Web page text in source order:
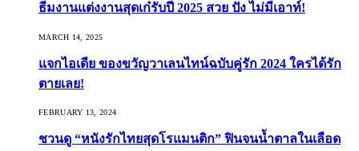
ธีมงานแต่งงานสุดเก๋รับปี 2025 สวย ปัง ไม่มีเอาท์!
MARCH 14, 2025
แจกไอเดีย ของขวัญวาเลนไทน์ฉบับคู่รัก 2024 ใครได้รัก
ตายเลย!
FEBRUARY 13, 2024
ชวนดู “หนังรักไทยสุดโรแมนติก” ฟินจนน้ำตาลในเลือด